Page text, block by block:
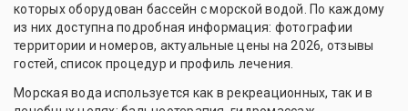
которых оборудован бассейн с морской водой. По каждому
из них доступна подробная информация: фотографии
территории и номеров, актуальные цены на 2026, отзывы
гостей, список процедур и профиль лечения.
Морская вода используется как в рекреационных, так и в